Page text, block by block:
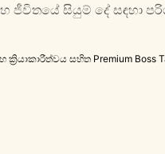
සියුම් දේ සඳහා